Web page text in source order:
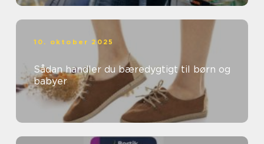
10. oktober 2025
Sådan handler du bæredygtigt til børn og
babyer